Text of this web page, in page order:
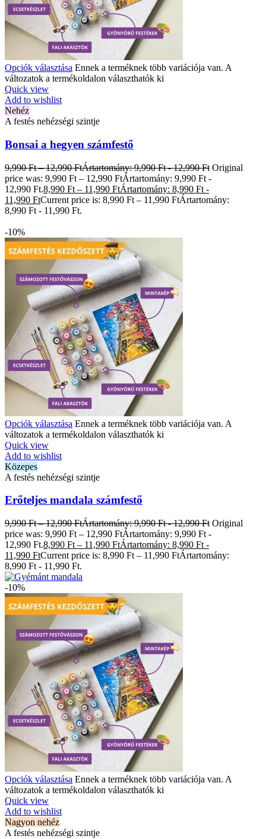
Opciók választása Ennek a terméknek több variációja van. A
változatok a termékoldalon választhatók ki
Quick view
Add to wishlist
Nehéz
A festés nehézségi szintje
Bonsai a hegyen számfestő
9,990Ft – 12,990FtÁrtartomány: 9,990 Ft - 12,990 Ft Original
price was: 9,990 Ft – 12,990 FtÁrtartomány: 9,990 Ft -
12,990 Ft.8,990 Ft – 11,990 FtÁrtartomány: 8,990 Ft -
11,990 FtCurrent price is: 8,990 Ft – 11,990 FtÁrtartomány:
8,990 Ft - 11,990 Ft.
-10%
Opciók választása Ennek a terméknek több variációja van. A
változatok a termékoldalon választhatók ki
Quick view
Add to wishlist
Közepes
A festés nehézségi szintje
Erőteljes mandala számfestő
9,990Ft – 12,990FtÁrtartomány: 9,990 Ft - 12,990 Ft Original
price was: 9,990 Ft – 12,990 FtÁrtartomány: 9,990 Ft -
12,990 Ft.8,990 Ft – 11,990 FtÁrtartomány: 8,990 Ft -
11,990 FtCurrent price is: 8,990 Ft – 11,990 FtÁrtartomány:
8,990 Ft - 11,990 Ft.
-10%
Opciók választása Ennek a terméknek több variációja van. A
változatok a termékoldalon választhatók ki
Quick view
Add to wishlist
Nagyon nehéz
A festés nehézségi szintje